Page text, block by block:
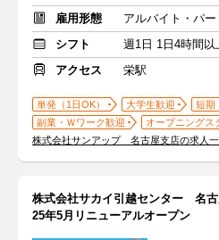
雇用形態
アルバイト・パー
シフト
週1日 1日4時間以
アクセス
栄駅
単発（1日OK） 大学生歓迎
短期
副業・Ｗワーク歓迎
オープニングス
株式会社サンアップ 名古屋支店の求人
株式会社サカイ引越センター 名
25年5月リニューアルオープン